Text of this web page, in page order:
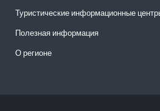
Туристические информационные
Полезная информация
О регионе